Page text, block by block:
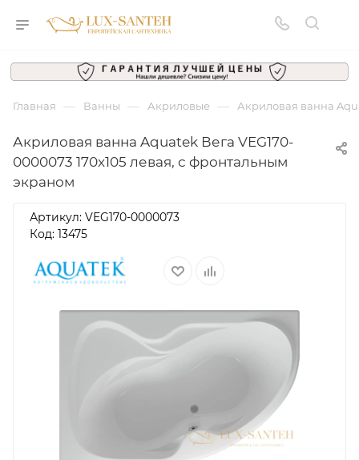
Главная — Ванны — Акриловые — Акриловая ванна
Акриловая ванна Aquatek Вега VEG170-
0000073 170x105 левая, с фронтальным
экраном
Артикул: VEG170-0000073
Код: 13475